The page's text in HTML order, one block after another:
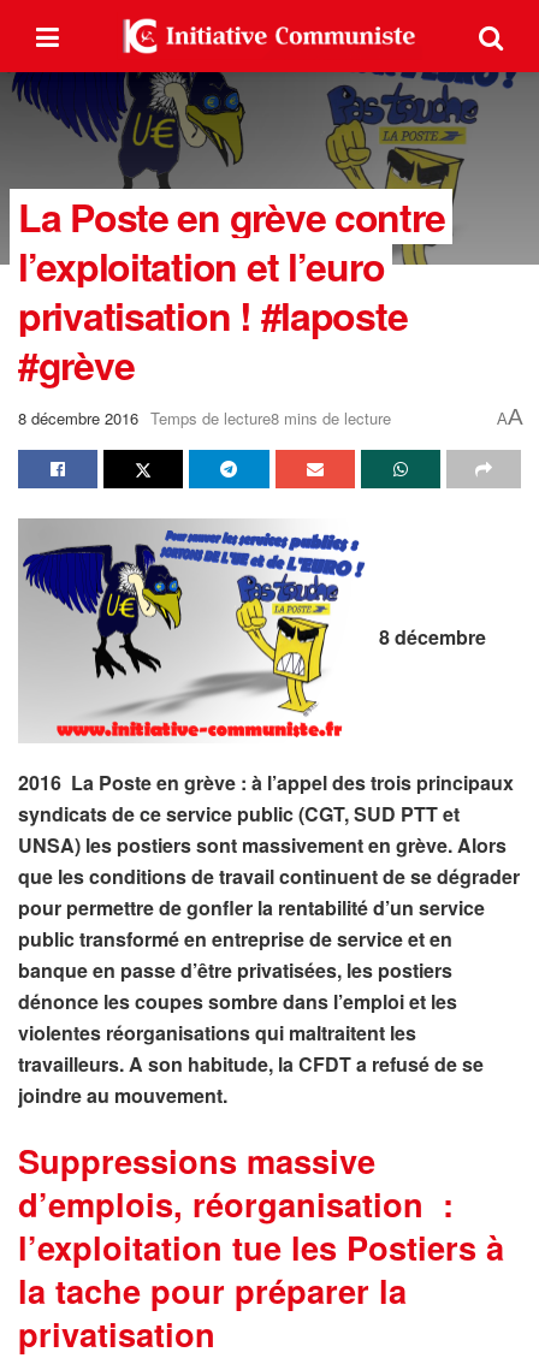
La Poste en grève contre
l’exploitation et l’euro
privatisation ! #laposte
#grève
8 décembre 2016 Temps de lecture8 mins de lecture AA
8 décembre
2016 La Poste en grève : à l’appel des trois principaux
syndicats de ce service public (CGT, SUD PTT et
UNSA) les postiers sont massivement en grève. Alors
que les conditions de travail continuent de se dégrader
pour permettre de gonfler la rentabilité d’un service
public transformé en entreprise de service et en
banque en passe d’être privatisées, les postiers
dénonce les coupes sombre dans l’emploi et les
violentes réorganisations qui maltraitent les
travailleurs. A son habitude, la CFDT a refusé de se
joindre au mouvement.
Suppressions massive
d’emplois, réorganisation :
l’exploitation tue les Postiers à
la tache pour préparer la
privatisation